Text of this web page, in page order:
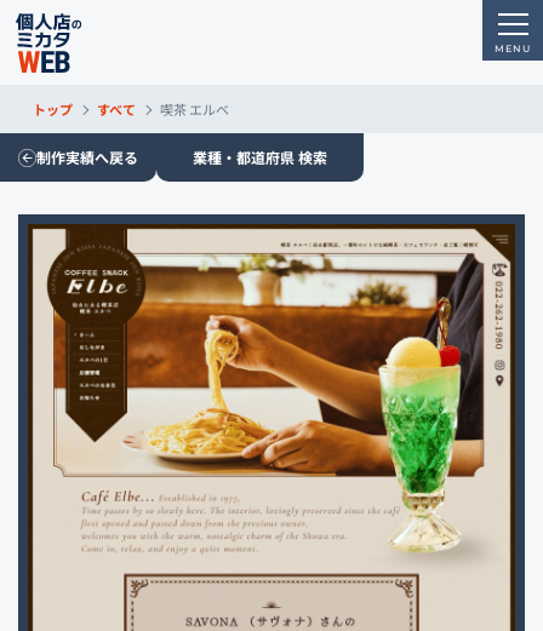
トップ すべて 喫茶 エルベ
制作実績へ戻る 業種・都道府県 検索